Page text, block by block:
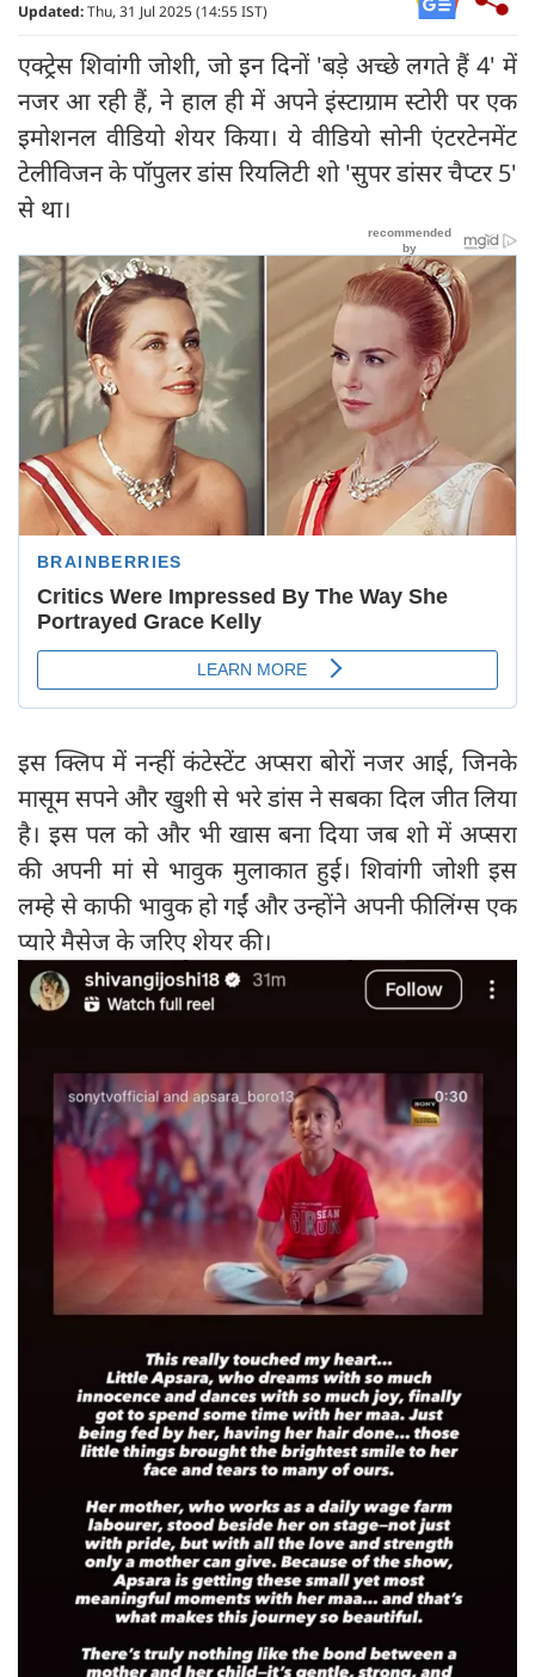
Updated:Thu, 31 Jul 2025 (14:55 IST)
एक्ट्रेस शिवांगी जोशी, जो इन दिनों 'बड़े अच्छे लगते हैं 4' में
नजर आ रही हैं, ने हाल ही में अपने इंस्टाग्राम स्टोरी पर एक
इमोशनल वीडियो शेयर किया। ये वीडियो सोनी एंटरटेनमेंट
टेलीविजन के पॉपुलर डांस रियलिटी शो 'सुपर डांसर चैप्टर 5'
से था।
इस क्लिप में नन्हीं कंटेस्टेंट अप्सरा बोरों नजर आई, जिनके
मासूम सपने और खुशी से भरे डांस ने सबका दिल जीत लिया
है। इस पल को और भी खास बना दिया जब शो में अप्सरा
की अपनी मां से भावुक मुलाकात हुई। शिवांगी जोशी इस
लम्हे से काफी भावुक हो गईं और उन्होंने अपनी फीलिंग्स एक
प्यारे मैसेज के जरिए शेयर की।